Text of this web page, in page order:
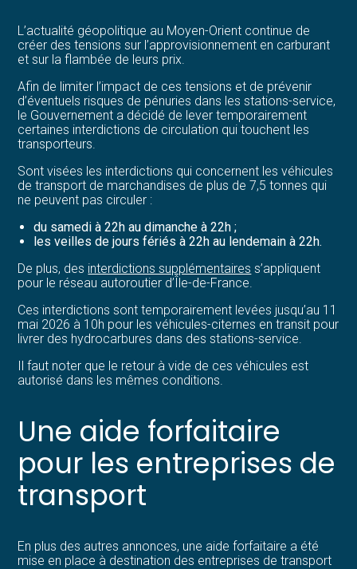
L’actualité géopolitique au Moyen-Orient continue de
créer des tensions sur l’approvisionnement en carburant
et sur la flambée de leurs prix.
Afin de limiter l’impact de ces tensions et de prévenir
d’éventuels risques de pénuries dans les stations-service,
le Gouvernement a décidé de lever temporairement
certaines interdictions de circulation qui touchent les
transporteurs.
Sont visées les interdictions qui concernent les véhicules
de transport de marchandises de plus de 7,5 tonnes qui
ne peuvent pas circuler :
du samedi à 22h au dimanche à 22h ;
les veilles de jours fériés à 22h au lendemain à 22h.
De plus, des interdictions supplémentaires s’appliquent
pour le réseau autoroutier d’Île-de-France.
Ces interdictions sont temporairement levées jusqu’au 11
mai 2026 à 10h pour les véhicules-citernes en transit pour
livrer des hydrocarbures dans des stations-service.
Il faut noter que le retour à vide de ces véhicules est
autorisé dans les mêmes conditions.
Une aide forfaitaire
pour les entreprises de
transport
En plus des autres annonces, une aide forfaitaire a été
mise en place à destination des entreprises de transport